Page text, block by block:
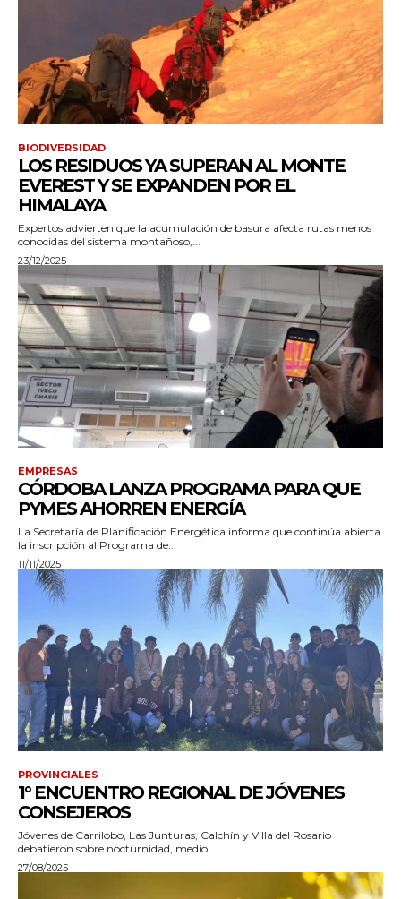
BIODIVERSIDAD
LOS RESIDUOS YA SUPERAN AL MONTE
EVEREST Y SE EXPANDEN POR EL
HIMALAYA
Expertos advierten que la acumulación de basura afecta rutas menos
conocidas del sistema montañoso,...
23/12/2025
EMPRESAS
CÓRDOBA LANZA PROGRAMA PARA QUE
PYMES AHORREN ENERGÍA
La Secretaría de Planificación Energética informa que continúa abierta
la inscripción al Programa de...
11/11/2025
PROVINCIALES
1° ENCUENTRO REGIONAL DE JÓVENES
CONSEJEROS
Jóvenes de Carrilobo, Las Junturas, Calchín y Villa del Rosario
debatieron sobre nocturnidad, medio...
27/08/2025